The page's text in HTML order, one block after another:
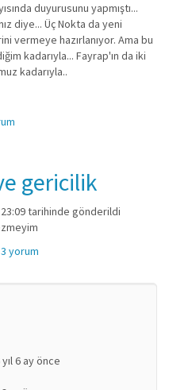
duyurusunu yapmıştı...
diye... Üç Nokta da yeni
vermeye hazırlanıyor. Ama bu
kadarıyla... Fayrap'ın da iki
kadarıyla..
gericilik
23:09 tarihinde gönderildi
3 yorum
yıl 6 ay önce